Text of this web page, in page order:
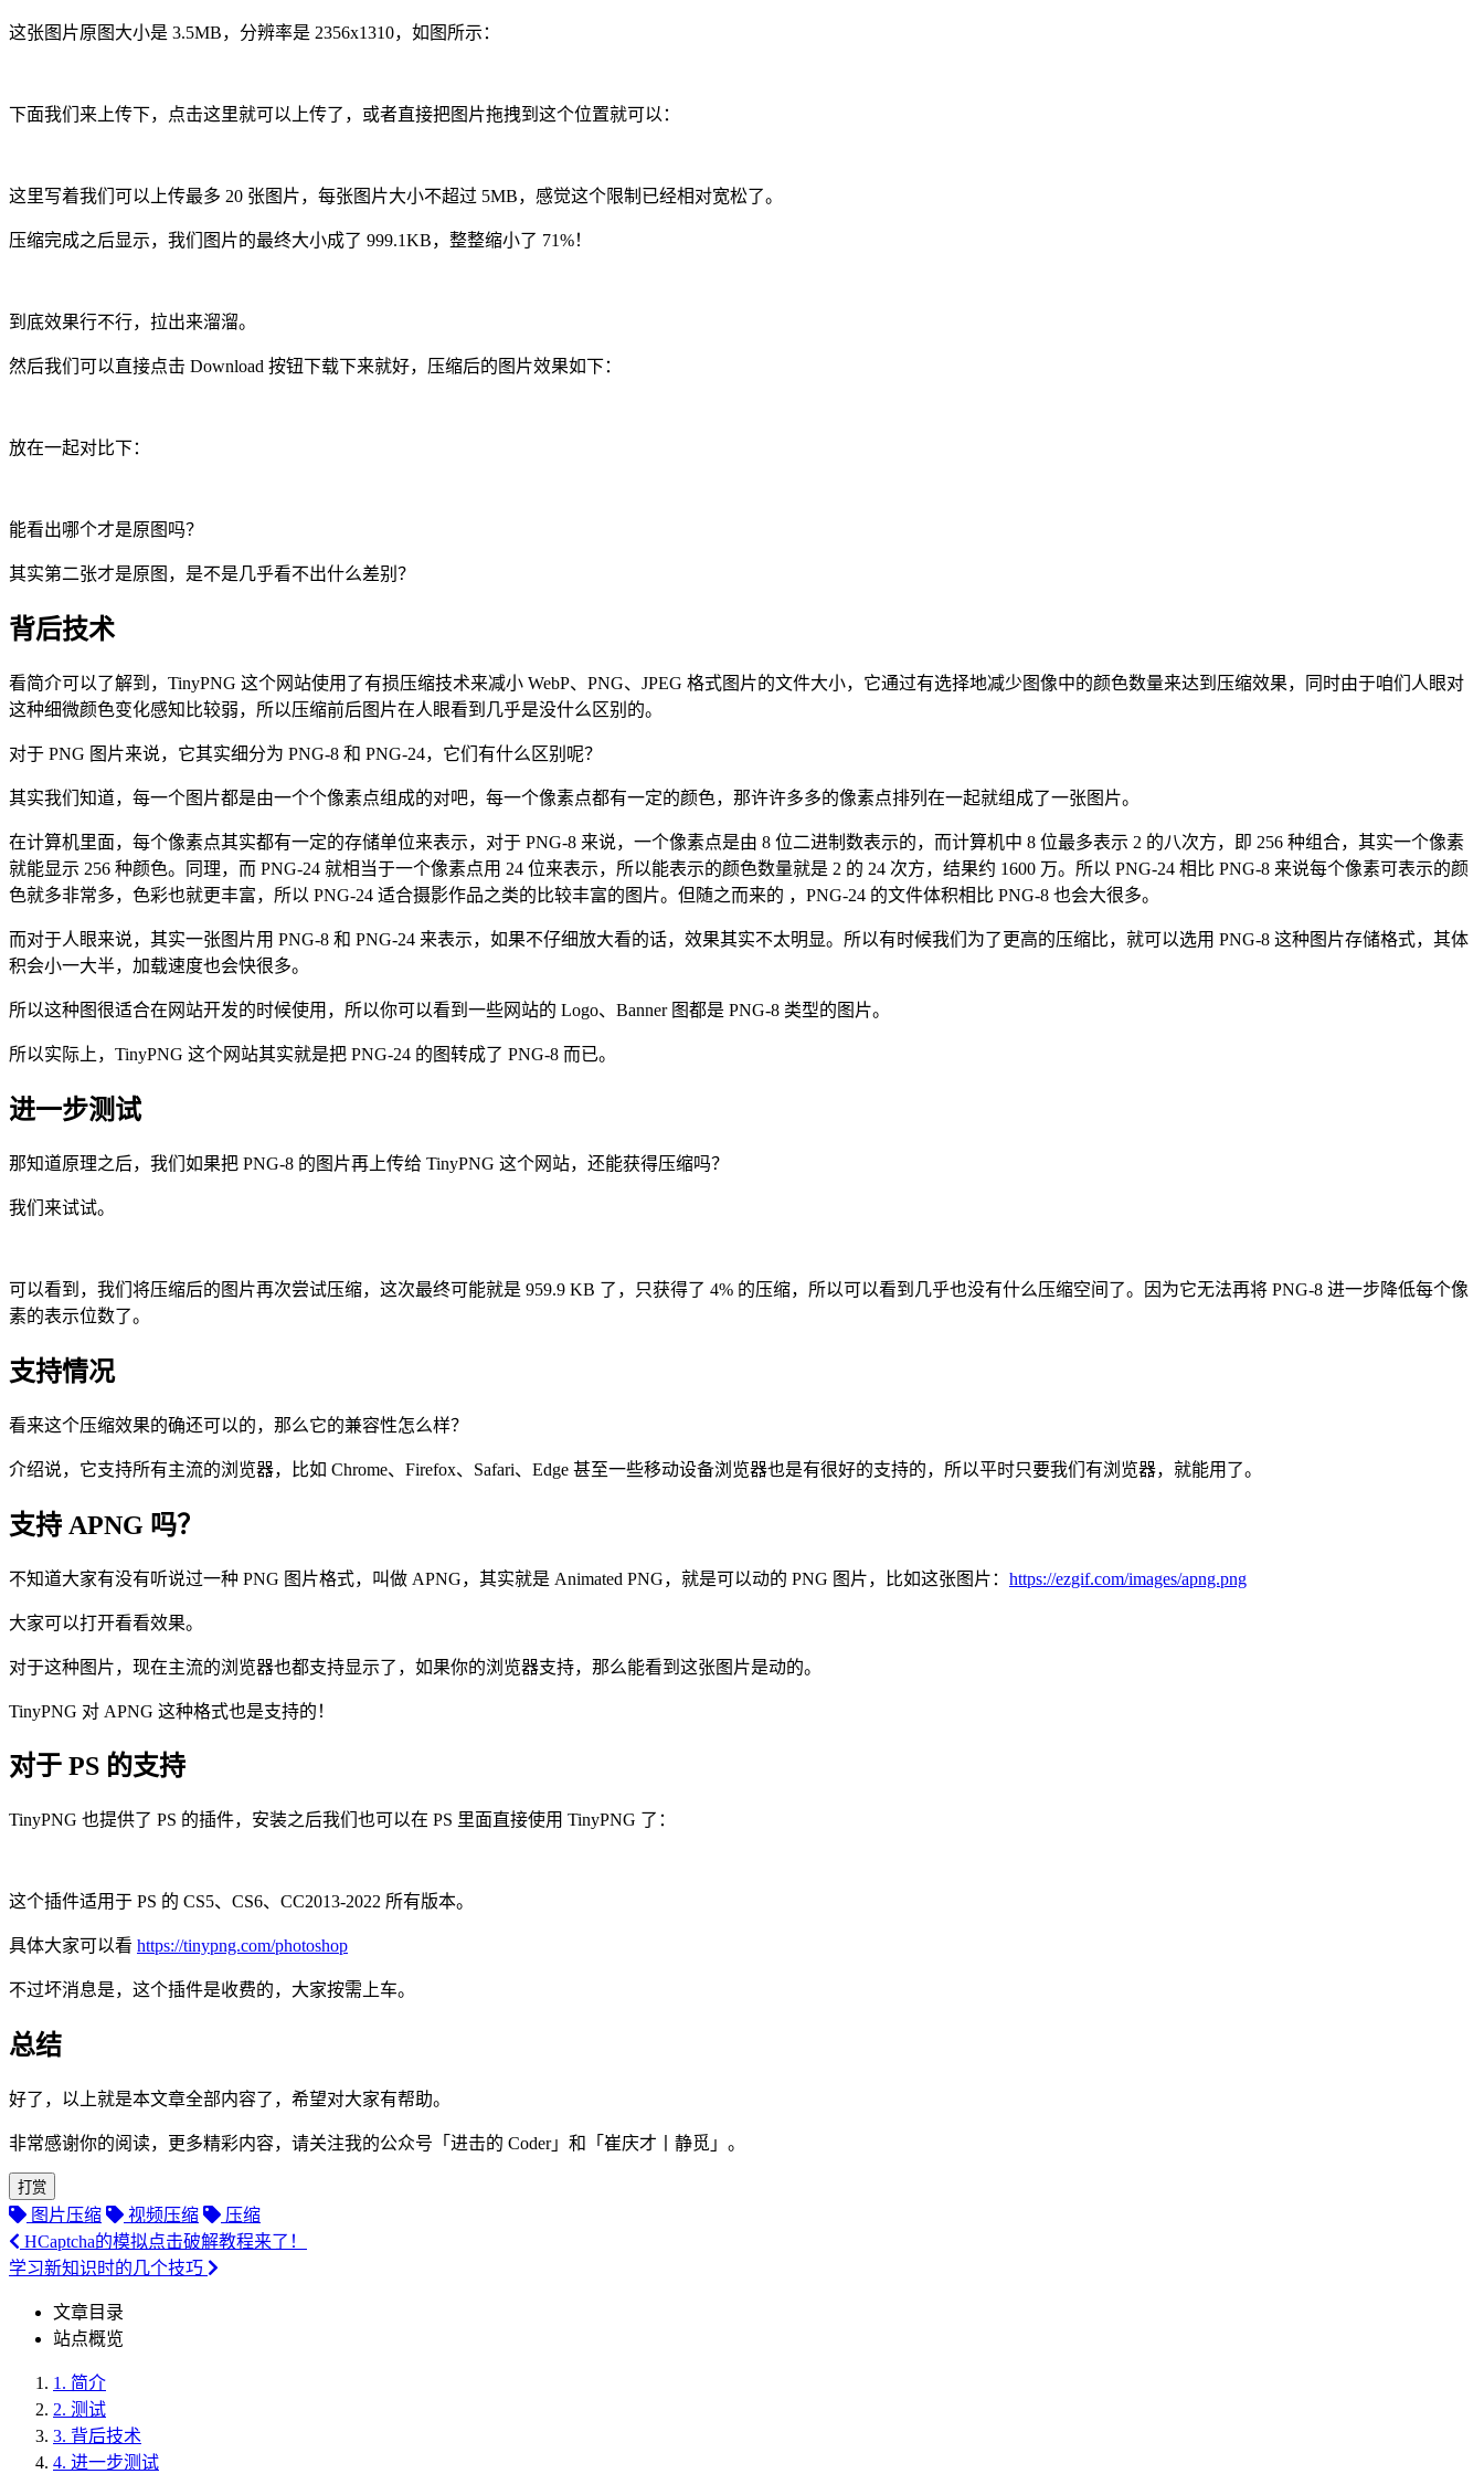
这张图片原图大小是 3.5MB，分辨率是 2356x1310，如图所示：
下面我们来上传下，点击这里就可以上传了，或者直接把图片拖拽到这个位置就可以：
这里写着我们可以上传最多 20 张图片，每张图片大小不超过 5MB，感觉这个限制已经相对宽松了。
压缩完成之后显示，我们图片的最终大小成了 999.1KB，整整缩小了 71%！
到底效果行不行，拉出来溜溜。
然后我们可以直接点击 Download 按钮下载下来就好，压缩后的图片效果如下：
放在一起对比下：
能看出哪个才是原图吗？
其实第二张才是原图，是不是几乎看不出什么差别？
背后技术
看简介可以了解到，TinyPNG 这个网站使用了有损压缩技术来减小 WebP、PNG、JPEG 格式图片的文件大小，它通过有选择地减少图像中的颜色数量来达到压缩效果，同时由于咱们人眼对
这种细微颜色变化感知比较弱，所以压缩前后图片在人眼看到几乎是没什么区别的。
对于 PNG 图片来说，它其实细分为 PNG-8 和 PNG-24，它们有什么区别呢？
其实我们知道，每一个图片都是由一个个像素点组成的对吧，每一个像素点都有一定的颜色，那许许多多的像素点排列在一起就组成了一张图片。
在计算机里面，每个像素点其实都有一定的存储单位来表示，对于 PNG-8 来说，一个像素点是由 8 位二进制数表示的，而计算机中 8 位最多表示 2 的八次方，即 256 种组合，其实一个像素
就能显示 256 种颜色。同理，而 PNG-24 就相当于一个像素点用 24 位来表示，所以能表示的颜色数量就是 2 的 24 次方，结果约 1600 万。所以 PNG-24 相比 PNG-8 来说每个像素可表示的颜
色就多非常多，色彩也就更丰富，所以 PNG-24 适合摄影作品之类的比较丰富的图片。但随之而来的 ，PNG-24 的文件体积相比 PNG-8 也会大很多。
而对于人眼来说，其实一张图片用 PNG-8 和 PNG-24 来表示，如果不仔细放大看的话，效果其实不太明显。所以有时候我们为了更高的压缩比，就可以选用 PNG-8 这种图片存储格式，其体
积会小一大半，加载速度也会快很多。
所以这种图很适合在网站开发的时候使用，所以你可以看到一些网站的 Logo、Banner 图都是 PNG-8 类型的图片。
所以实际上，TinyPNG 这个网站其实就是把 PNG-24 的图转成了 PNG-8 而已。
进一步测试
那知道原理之后，我们如果把 PNG-8 的图片再上传给 TinyPNG 这个网站，还能获得压缩吗？
我们来试试。
可以看到，我们将压缩后的图片再次尝试压缩，这次最终可能就是 959.9 KB 了，只获得了 4% 的压缩，所以可以看到几乎也没有什么压缩空间了。因为它无法再将 PNG-8 进一步降低每个像
素的表示位数了。
支持情况
看来这个压缩效果的确还可以的，那么它的兼容性怎么样？
介绍说，它支持所有主流的浏览器，比如 Chrome、Firefox、Safari、Edge 甚至一些移动设备浏览器也是有很好的支持的，所以平时只要我们有浏览器，就能用了。
支持 APNG 吗？
不知道大家有没有听说过一种 PNG 图片格式，叫做 APNG，其实就是 Animated PNG，就是可以动的 PNG 图片，比如这张图片： https://ezgif.com/images/apng.png
大家可以打开看看效果。
对于这种图片，现在主流的浏览器也都支持显示了，如果你的浏览器支持，那么能看到这张图片是动的。
TinyPNG 对 APNG 这种格式也是支持的！
对于 PS 的支持
TinyPNG 也提供了 PS 的插件，安装之后我们也可以在 PS 里面直接使用 TinyPNG 了：
这个插件适用于 PS 的 CS5、CS6、CC2013-2022 所有版本。
具体大家可以看 https://tinypng.com/photoshop
不过坏消息是，这个插件是收费的，大家按需上车。
总结
好了，以上就是本文章全部内容了，希望对大家有帮助。
非常感谢你的阅读，更多精彩内容，请关注我的公众号「进击的 Coder」和「崔庆才丨静觅」。
打赏
图片压缩 视频压缩
压缩
HCaptcha的模拟点击破解教程来了！
学习新知识时的几个技巧
文章目录
站点概览
1. 简介
2. 测试
3. 背后技术
4. 进一步测试